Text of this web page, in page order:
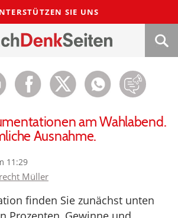
SIE UNS
am Wahlabend.
Ausnahme.
11:29
Müller
finden Sie zunächst unten